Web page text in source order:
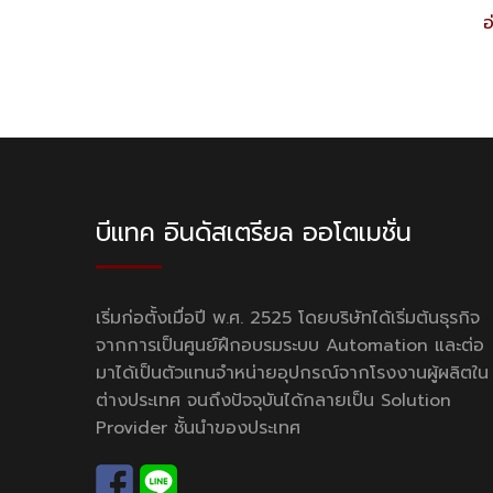
บีแทค อินดัสเตรียล ออโตเมชั่น
เริ่มก่อตั้งเมื่อปี พ.ศ. 2525 โดยบริษัทได้เริ่มต้นธุรกิจ
จากการเป็นศูนย์ฝึกอบรมระบบ Automation และต่อ
มาได้เป็นตัวแทนจำหน่ายอุปกรณ์จากโรงงานผู้ผลิตใน
ต่างประเทศ จนถึงปัจจุบันได้กลายเป็น Solution
Provider ชั้นนำของประเทศ